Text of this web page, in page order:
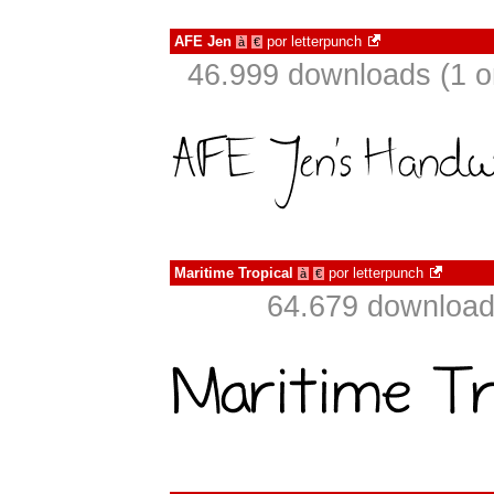
AFE Jen à € por letterpunch
46.999 downloads (1
Maritime Tropical à € por letterpunch
64.679